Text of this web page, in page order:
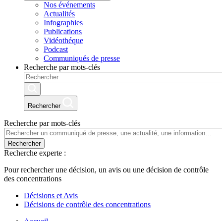
Nos événements
Actualités
Infographies
Publications
Vidéothéque
Podcast
Communiqués de presse
Recherche par mots-clés
Rechercher
Recherche par mots-clés
Rechercher
Recherche experte :
Pour rechercher une décision, un avis ou une décision de contrôle
des concentrations
Décisions et Avis
Décisions de contrôle des concentrations